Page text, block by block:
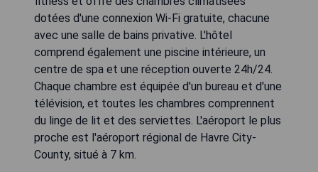
dotées d'une connexion Wi-Fi gratuite, chacune
avec une salle de bains privative. L'hôtel
comprend également une piscine intérieure, un
centre de spa et une réception ouverte 24h/24.
Chaque chambre est équipée d'un bureau et d'une
télévision, et toutes les chambres comprennent
du linge de lit et des serviettes. L'aéroport le plus
proche est l'aéroport régional de Havre City-
County, situé à 7 km.